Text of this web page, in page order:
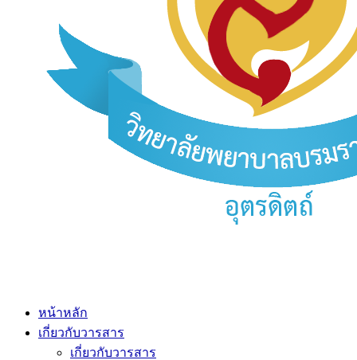
หน้าหลัก
เกี่ยวกับวารสาร
เกี่ยวกับวารสาร